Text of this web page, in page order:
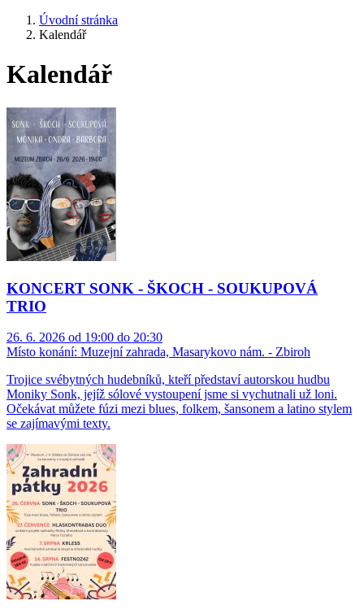
Úvodní stránka
Kalendář
Kalendář
KONCERT SONK - ŠKOCH - SOUKUPOVÁ
TRIO
26. 6. 2026 od 19:00 do 20:30
Místo konání: Muzejní zahrada, Masarykovo nám. - Zbiroh
Trojice svébytných hudebníků, kteří představí autorskou hudbu
Moniky Sonk, jejíž sólové vystoupení jsme si vychutnali už loni.
Očekávat můžete fúzi mezi blues, folkem, šansonem a latino stylem
se zajímavými texty.